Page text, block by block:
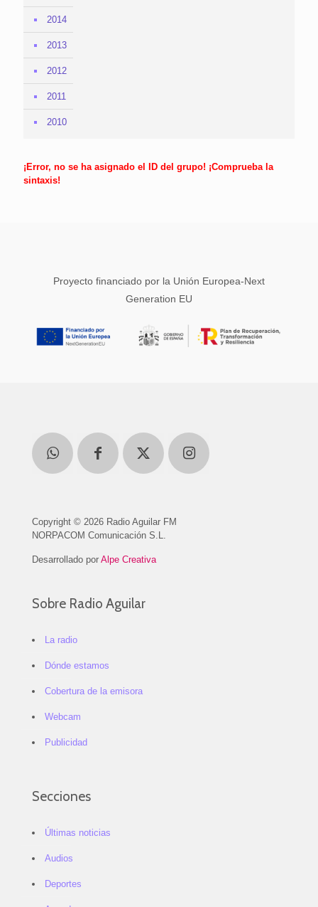
2014
2013
2012
2011
2010
¡Error, no se ha asignado el ID del grupo! ¡Comprueba la
sintaxis!
Proyecto financiado por la Unión Europea-Next
Generation EU
Copyright © 2026 Radio Aguilar FM
NORPACOM Comunicación S.L.
Desarrollado por Alpe Creativa
Sobre Radio Aguilar
La radio
Dónde estamos
Cobertura de la emisora
Webcam
Publicidad
Secciones
Últimas noticias
Audios
Deportes